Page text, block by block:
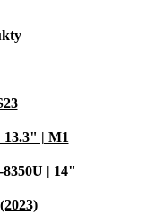
13.3" | M1
| 14"